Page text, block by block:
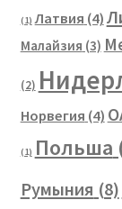
(1) Латвия (4)
Малайзия (3)
(2)
Норвегия (4)
(1) Польша
Румыния (8)